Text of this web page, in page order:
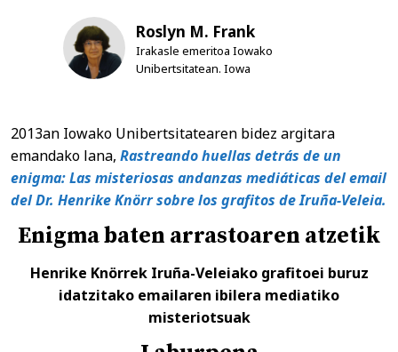
Roslyn M. Frank
Irakasle emeritoa Iowako
Unibertsitatean. Iowa
2013an Iowako Unibertsitatearen bidez argitara
emandako lana, Rastreando huellas detrás de un
enigma: Las misteriosas andanzas mediáticas del email
del Dr. Henrike Knörr sobre los grafitos de Iruña-Veleia.
Enigma baten arrastoaren atzetik
Henrike Knörrek Iruña-Veleiako grafitoei buruz
idatzitako emailaren ibilera mediatiko
misteriotsuak